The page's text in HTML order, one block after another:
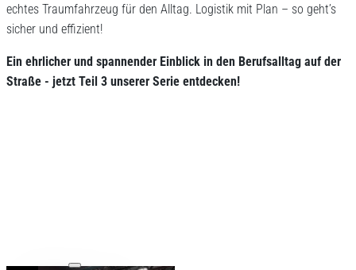
echtes Traumfahrzeug für den Alltag. Logistik mit Plan – so geht’s
sicher und effizient!
Ein ehrlicher und spannender Einblick in den Berufsalltag auf der
Straße - jetzt Teil 3 unserer Serie entdecken!